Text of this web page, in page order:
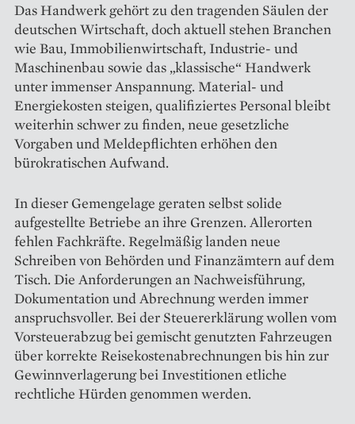
Das Handwerk gehört zu den tragenden Säulen der
deutschen Wirtschaft, doch aktuell stehen Branchen
wie Bau, Immobilienwirtschaft, Industrie- und
Maschinenbau sowie das „klassische“ Handwerk
unter immenser Anspannung. Material- und
Energiekosten steigen, qualifiziertes Personal bleibt
weiterhin schwer zu finden, neue gesetzliche
Vorgaben und Meldepflichten erhöhen den
bürokratischen Aufwand.
In dieser Gemengelage geraten selbst solide
aufgestellte Betriebe an ihre Grenzen. Allerorten
fehlen Fachkräfte. Regelmäßig landen neue
Schreiben von Behörden und Finanzämtern auf dem
Tisch. Die Anforderungen an Nachweisführung,
Dokumentation und Abrechnung werden immer
anspruchsvoller. Bei der Steuererklärung wollen vom
Vorsteuerabzug bei gemischt genutzten Fahrzeugen
über korrekte Reisekostenabrechnungen bis hin zur
Gewinnverlagerung bei Investitionen etliche
rechtliche Hürden genommen werden.